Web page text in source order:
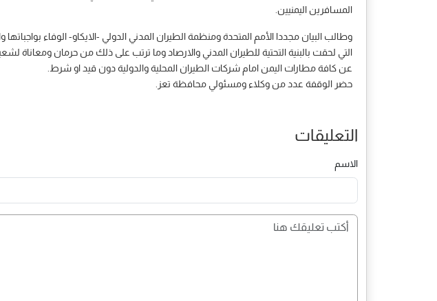
المسافرين اليمنيين.
وطالب البيان مجددا الأمم المتحدة ومنظمة الطيران المدني الدولي -الايكاو- الوفاء
التي لحقت بالبنية التحتية للطيران المدني والارصاد وما ترتب على ذلك من حرمان ومعاناة
عن كافة مطارات اليمن امام شركات الطيران المحلية والدولية دون قيد او شرط.
حضر الوقفة عدد من وكلاء ومسئولي محافظة تعز.
التعليقات
الاسم